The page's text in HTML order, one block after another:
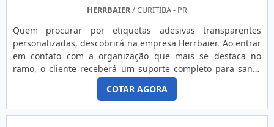
HERRBAIER/ CURITIBA - PR
Quem procurar por etiquetas adesivas transparentes
personalizadas, descobrirá na empresa Herrbaier. Ao entrar
em contato com a organização que mais se destaca no
ramo, o cliente receberá um suporte completo para sanar
eventuais dúvidas sobre o produto a ser adquirido.MAIS
SOBRE ETIQUETAS ADESIVAS TRANSPARENTES
PERSONALIZADASSe alguém quer achar etiquetas adesivas
transparentes personalizadas em uma empresa altamente
COTAR AGORA